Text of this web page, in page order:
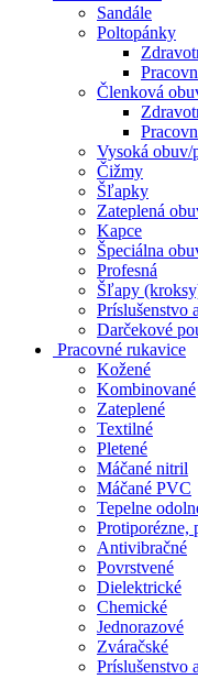
Sandále
Poltopánky
Členková
Vysoká obuv/
Čižmy
Šľapky
Zateplená
Kapce
Špeciálna
Profesná
Šľapy
Príslušenstvo
Darčekové
Pracovné rukavice
Kožené
Kombinované
Zateplené
Textilné
Pletené
Máčané nitril
Máčané PVC
Tepelne
Protiporézne,
Antivibračné
Povrstvené
Dielektrické
Chemické
Jednorazové
Zváračské
Príslušenstvo